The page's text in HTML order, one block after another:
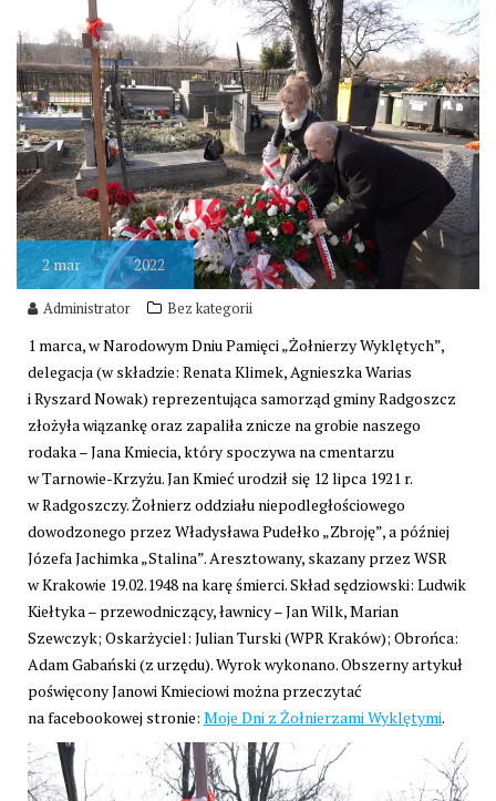
2mar 2022
Administrator Bez kategorii
1 marca, w Narodowym Dniu Pamięci „Żołnierzy Wyklętych”,
delegacja (w składzie: Renata Klimek, Agnieszka Warias
i Ryszard Nowak) reprezentująca samorząd gminy Radgoszcz
złożyła wiązankę oraz zapaliła znicze na grobie naszego
rodaka – Jana Kmiecia, który spoczywa na cmentarzu
w Tarnowie-Krzyżu. Jan Kmieć urodził się 12 lipca 1921 r.
w Radgoszczy. Żołnierz oddziału niepodległościowego
dowodzonego przez Władysława Pudełko „Zbroję”, a później
Józefa Jachimka „Stalina”. Aresztowany, skazany przez WSR
w Krakowie 19.02.1948 na karę śmierci. Skład sędziowski: Ludwik
Kiełtyka – przewodniczący, ławnicy – Jan Wilk, Marian
Szewczyk; Oskarżyciel: Julian Turski (WPR Kraków); Obrońca:
Adam Gabański (z urzędu). Wyrok wykonano. Obszerny artykuł
poświęcony Janowi Kmieciowi można przeczytać
na facebookowej stronie: Moje Dni z Żołnierzami Wyklętymi.